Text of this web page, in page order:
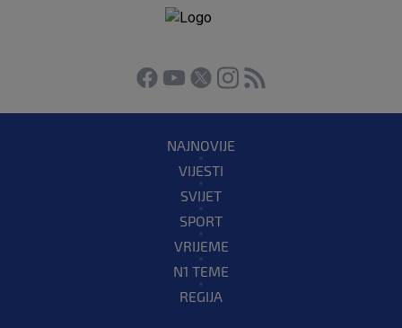
NAJNOVIJE
VIJESTI
SVIJET
SPORT
VRIJEME
N1 TEME
REGIJA